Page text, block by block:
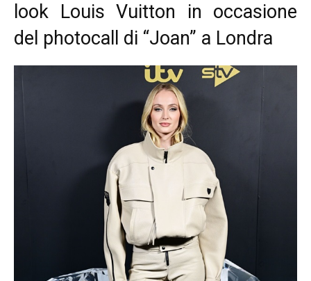
look Louis Vuitton in occasione
del photocall di “Joan” a Londra